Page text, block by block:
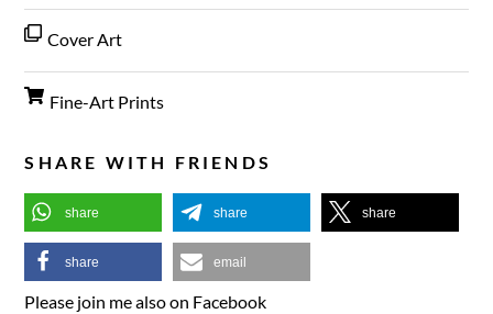
Cover Art
Fine-Art Prints
SHARE WITH FRIENDS
share share share
share email
Please join me also on Facebook